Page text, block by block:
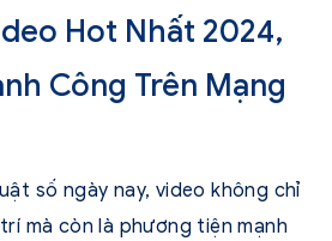
Hot Nhất 2024,
Công Trên Mạng
số ngày nay, video không chỉ
mà còn là phương tiện mạnh